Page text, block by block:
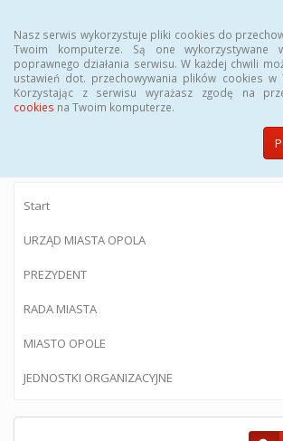
Nasz serwis wykorzystuje pliki cookies do
Twoim komputerze. Są one wykorzystywane
poprawnego działania serwisu. W każdej chwili
ustawień dot. przechowywania plików cookies w
Korzystając z serwisu wyrażasz zgodę na
cookies na Twoim komputerze.
BIULETYN INFORMACJI
Urzędu Miasta
Start
URZĄD MIASTA OPOLA
PREZYDENT
RADA MIASTA
MIASTO OPOLE
JEDNOSTKI ORGANIZACYJNE